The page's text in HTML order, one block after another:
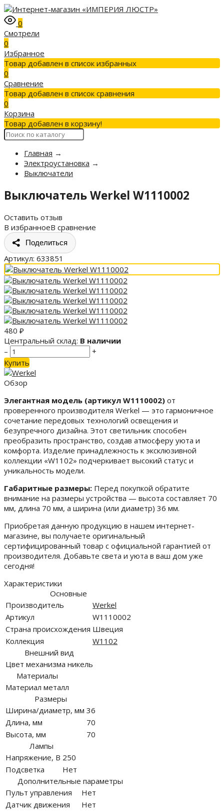
0
Смотрели
0
Избранное
Товар добавлен в список избранных
0
Сравнение
Товар добавлен в список сравнения
0
Корзина
Товар добавлен в корзину!
Главная →
Электроустановка →
Выключатели
Выключатель Werkel W1110002
Оставить отзыв
В избранноеВ сравнение
Поделиться
Артикул: 633851
480 ₽
Центральный склад: В наличии
–
+
Купить
Обзор
Элегантная модель (артикул W1110002) от
проверенного производителя Werkel — это гармоничное
сочетание передовых технологий освещения и
безупречного дизайна. Этот светильник способен
преобразить пространство, создав атмосферу уюта и
комфорта. Изделие принадлежность к эксклюзивной
коллекции «W1102» подчеркивает высокий статус и
уникальность модели.
Габаритные размеры: Перед покупкой обратите
внимание на размеры устройства — высота составляет 70
мм, длина 70 мм, а ширина (или диаметр) 36 мм.
Приобретая данную продукцию в нашем интернет-
магазине, вы получаете оригинальный
сертифицированный товар с официальной гарантией от
производителя. Добавьте света и уюта в ваш дом уже
сегодня!
Характеристики
Основные
Производитель
Werkel
Артикул
W1110002
Страна происхождения Швеция
Коллекция
W1102
Внешний вид
Цвет механизма никель
Материалы
Материал металл
Размеры
Ширина/диаметр, мм 36
Длина, мм
70
Высота, мм
70
Лампы
Напряжение, В 250
Подсветка
Нет
Дополнительные параметры
Пульт управления
Нет
Датчик движения
Нет